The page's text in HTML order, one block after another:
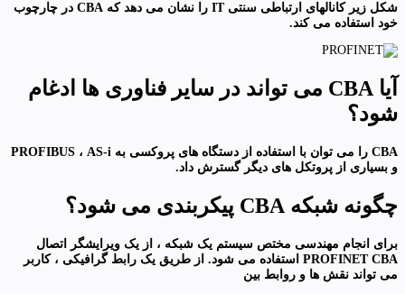
شکل زیر کانالهای ارتباطی سنتی IT را نشان می دهد که CBA در چارچوب
خود استفاده می کند.
آیا CBA می تواند در سایر فناوری ها ادغام
شود؟
CBA را می توان با استفاده از دستگاه های پروکسی به PROFIBUS ، AS-i
و بسیاری از پروتکل های دیگر گسترش داد.
چگونه شبکه CBA پیکربندی می شود؟
برای انجام مهندسی مختص سیستم یک شبکه ، از یک ویرایشگر اتصال
PROFINET CBA استفاده می شود. از طریق یک رابط گرافیکی ، کاربر
می تواند نقش ها و روابط بین